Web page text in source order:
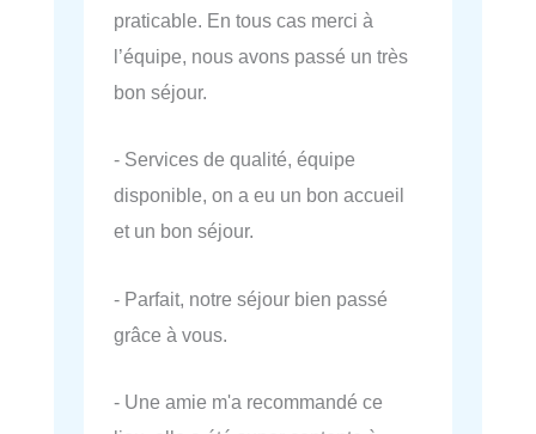
praticable. En tous cas merci à
l’équipe, nous avons passé un très
bon séjour.
- Services de qualité, équipe
disponible, on a eu un bon accueil
et un bon séjour.
- Parfait, notre séjour bien passé
grâce à vous.
- Une amie m'a recommandé ce